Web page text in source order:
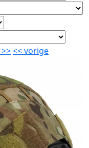
>><<vorige